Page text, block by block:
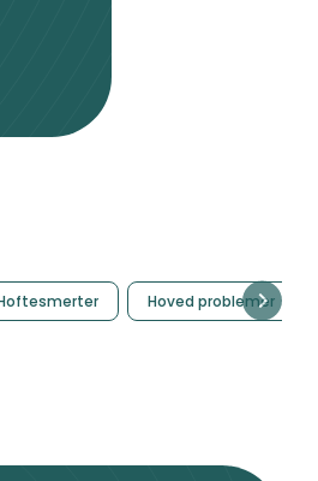
Hoved problemer